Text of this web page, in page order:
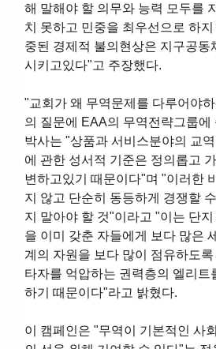
해 말해야 할 의무와 능력 모두를
치 못하고 민중을 최우선으로 하
중된 경제적 불의현상은 지구공동
시키고있다"고 주장했다.
"교회가 왜 무역문제를 다루어야
의 질문에 EAA의 무역전략그룹에
박사는 "상품과 서비스분야의 교
에 관한 성서적 기준은 정의롭고
변하고있기 때문이다"며 "이러한
지 않고 단순히 동등하게 경쟁할
지 말아야 할 것"이라고 "이는 단지
을 이미 갖춘 자들에게 보다 많은
계의 자원을 보다 많이 점유하도
타자를 억압하는 권력층의 엘리트
하기 때문이다"라고 밝혔다.
이 캠페인은 "무역이 기본적인 사